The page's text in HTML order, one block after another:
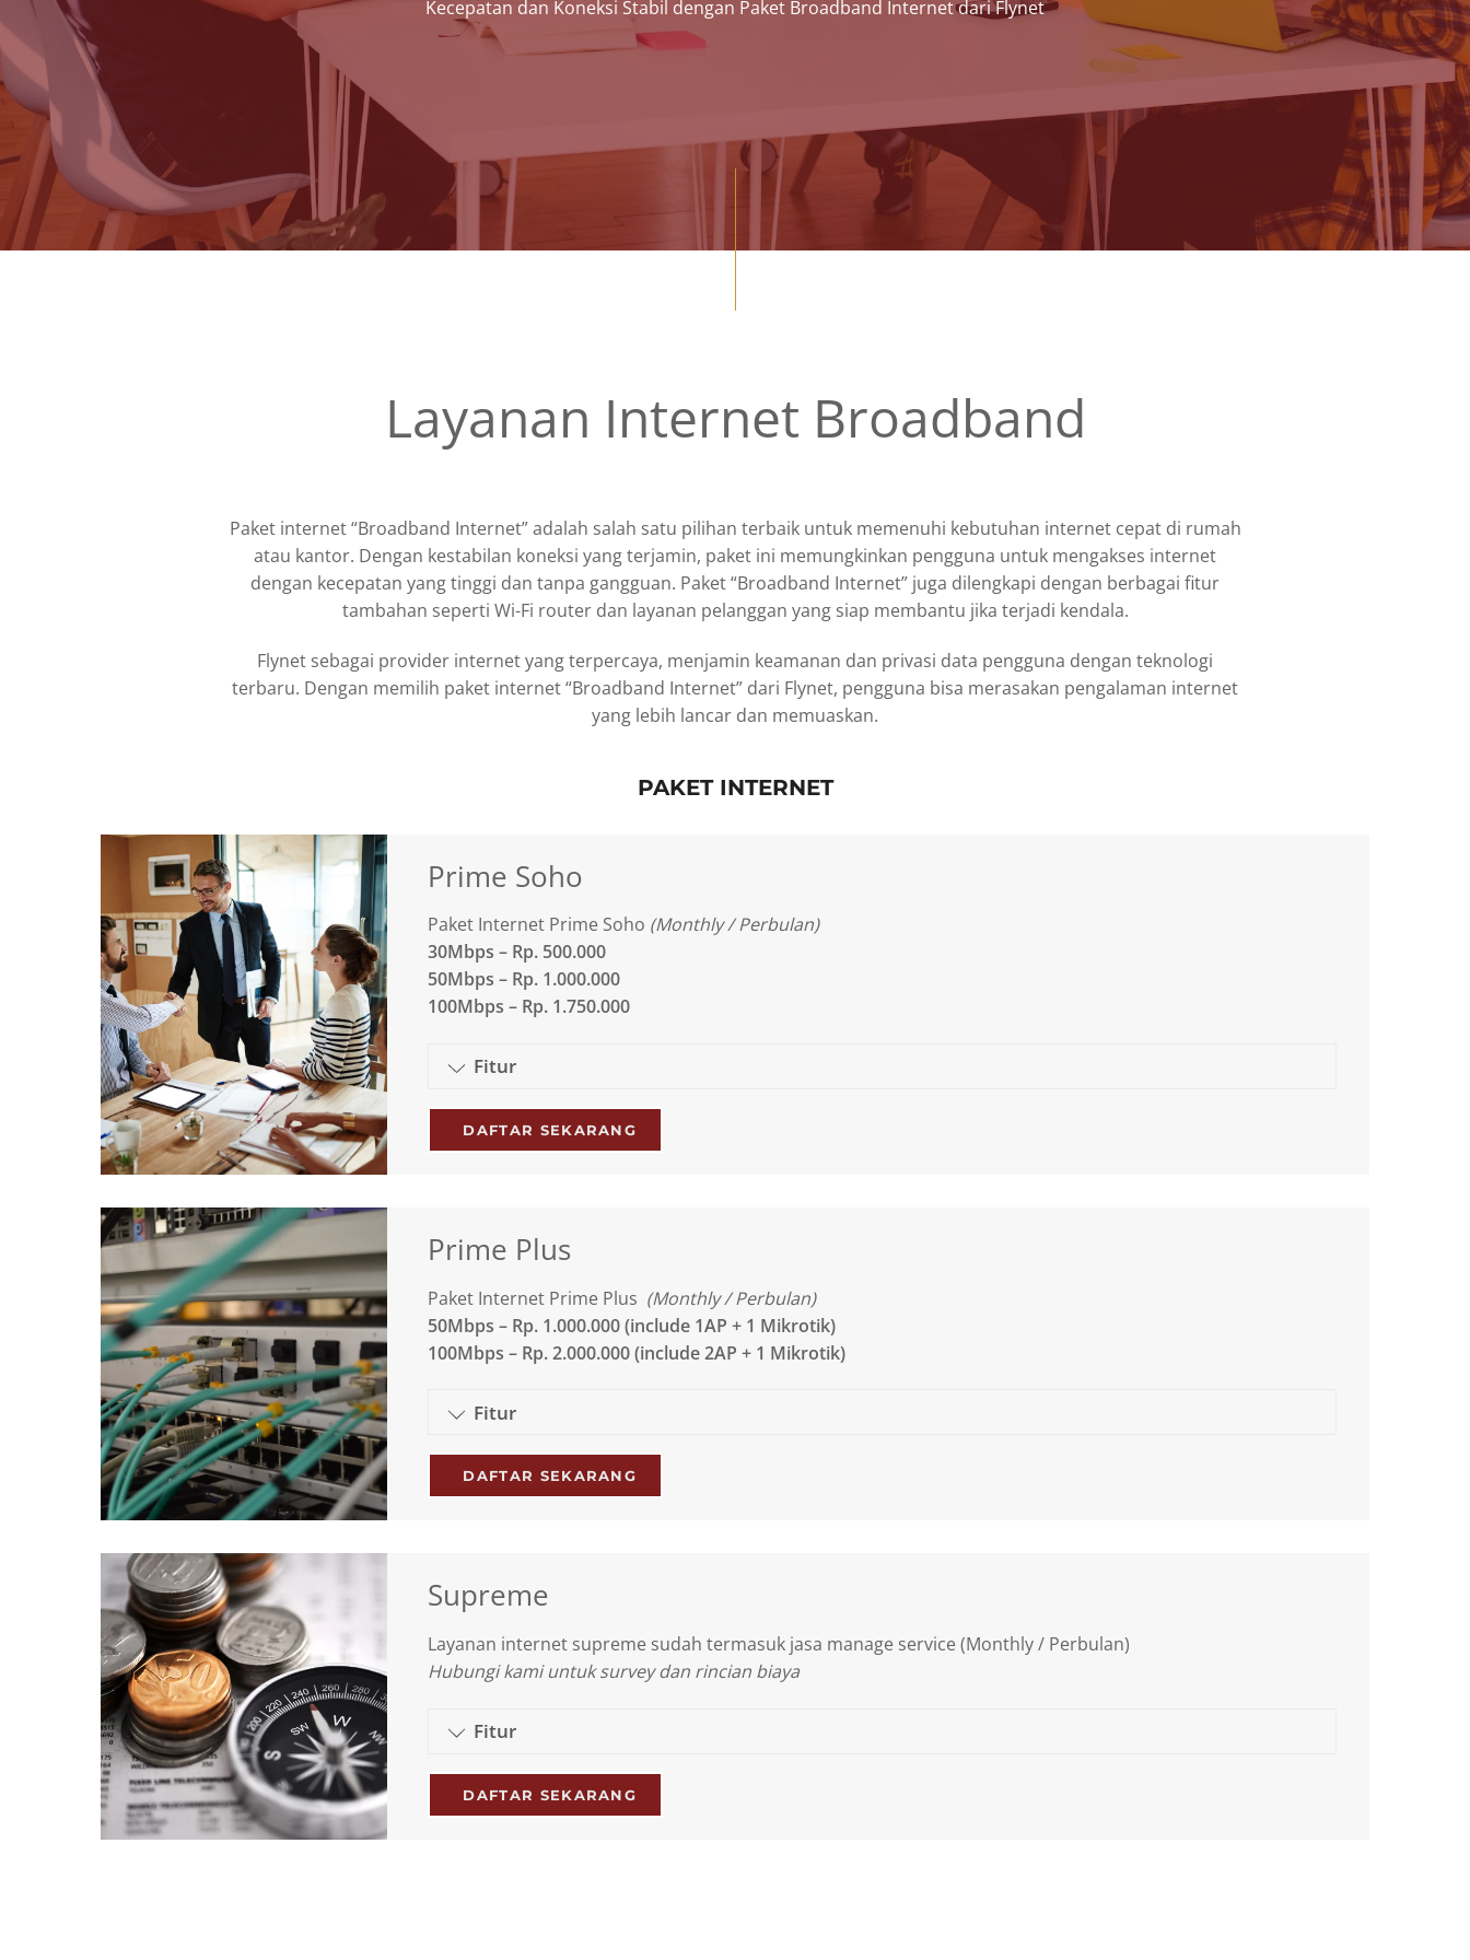
Kecepatan dan Koneksi Stabil dengan Paket Broadband Internet dari Flynet
Layanan Internet Broadband
Paket internet “Broadband Internet” adalah salah satu pilihan terbaik untuk memenuhi kebutuhan internet cepat di rumah
atau kantor. Dengan kestabilan koneksi yang terjamin, paket ini memungkinkan pengguna untuk mengakses internet
dengan kecepatan yang tinggi dan tanpa gangguan. Paket “Broadband Internet” juga dilengkapi dengan berbagai fitur
tambahan seperti Wi-Fi router dan layanan pelanggan yang siap membantu jika terjadi kendala.
Flynet sebagai provider internet yang terpercaya, menjamin keamanan dan privasi data pengguna dengan teknologi
terbaru. Dengan memilih paket internet “Broadband Internet” dari Flynet, pengguna bisa merasakan pengalaman internet
yang lebih lancar dan memuaskan.
PAKET INTERNET
Prime Soho
Paket Internet Prime Soho (Monthly / Perbulan)
30Mbps – Rp. 500.000
50Mbps – Rp. 1.000.000
100Mbps – Rp. 1.750.000
Fitur
DAFTAR SEKARANG
Prime Plus
Paket Internet Prime Plus (Monthly / Perbulan)
50Mbps – Rp. 1.000.000(include 1AP + 1 Mikrotik)
100Mbps – Rp. 2.000.000(include 2AP + 1 Mikrotik)
Fitur
DAFTAR SEKARANG
Supreme
Layanan internet supreme sudah termasuk jasa manage service (Monthly / Perbulan)
Hubungi kami untuk survey dan rincian biaya
Fitur
DAFTAR SEKARANG